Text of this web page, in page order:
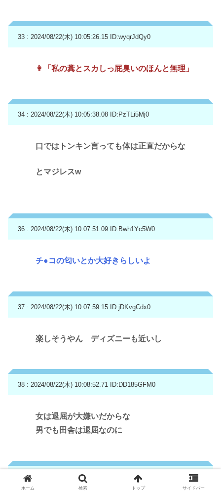
33 : 2024/08/22(木) 10:05:26.15 ID:wyqrJdQy0
👩「私の糞とスカしっ屁臭いのほんと無理」
34 : 2024/08/22(木) 10:05:38.08 ID:PzTLi5Mj0
口ではトンキン言っても体は正直だからな
とマジレスw
36 : 2024/08/22(木) 10:07:51.09 ID:Bwh1Yc5W0
チ●コの匂いとか大好きらしいよ
37 : 2024/08/22(木) 10:07:59.15 ID:jDKvgCdx0
楽しそうやん ディズニーも近いし
38 : 2024/08/22(木) 10:08:52.71 ID:DD185GFM0
女は退屈が大嫌いだからな
男でも田舎は退屈なのに
39 : 2024/08/22(木) 10:10:19.31 ID:5e+ssDgO0
ホーム 検索 トップ サイドバー